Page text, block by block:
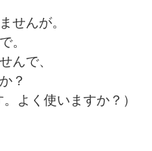
せんが。
。
んで、
？
よく使いますか？）